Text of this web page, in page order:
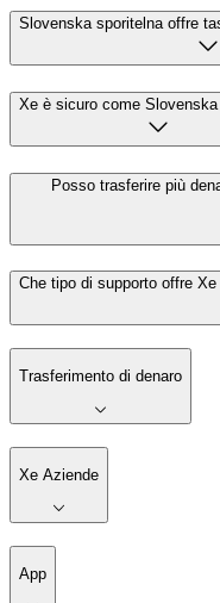
Slovenska sporitelna offre
Xe è sicuro come
Posso trasferire più
Che tipo di supporto offre
Trasferimento di denaro
Xe Aziende
App